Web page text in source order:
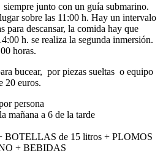
junto con un guía submarino.
sobre las 11:00 h. Hay un intervalo
para descansar, la comida hay que
h. se realiza la segunda inmersión.
horas.
bucear, por piezas sueltas o equipo
20 euros.
persona
mañana a 6 de la tarde
de 15 litros + PLOMOS
+ BEBIDAS